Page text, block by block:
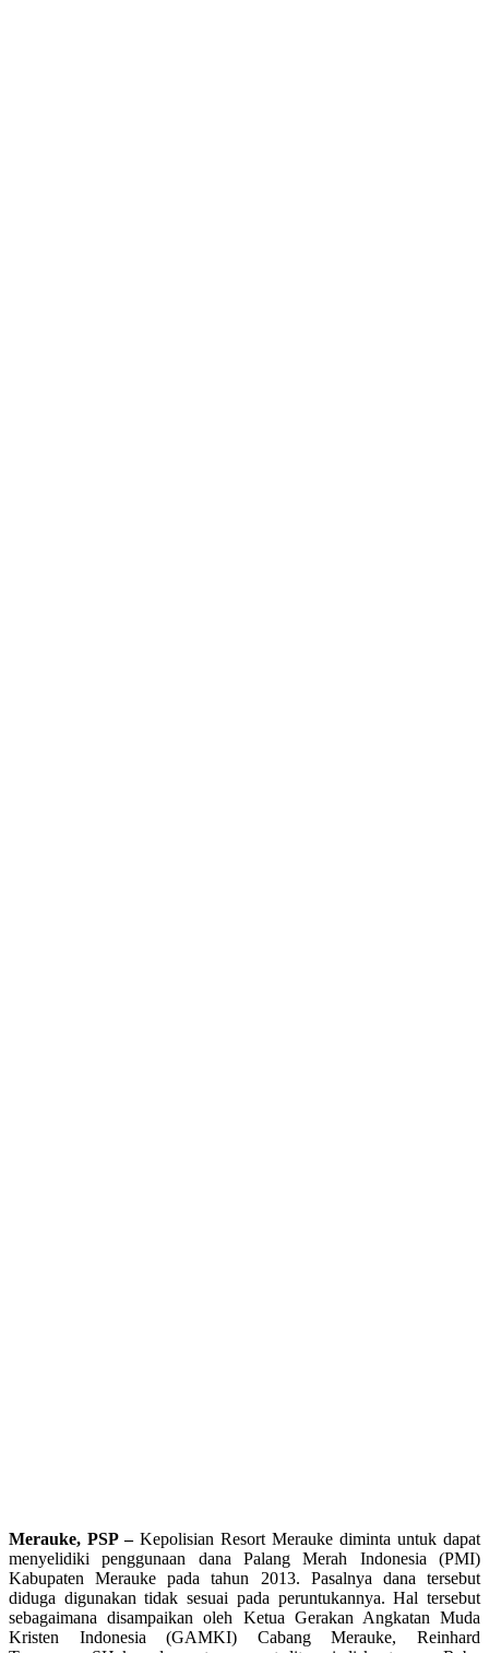
Merauke, PSP –Kepolisian Resort Merauke diminta untuk dapat
menyelidiki penggunaan dana Palang Merah Indonesia (PMI)
Kabupaten Merauke pada tahun 2013. Pasalnya dana tersebut
diduga digunakan tidak sesuai pada peruntukannya. Hal tersebut
sebagaimana disampaikan oleh Ketua Gerakan Angkatan Muda
Kristen Indonesia (GAMKI) Cabang Merauke, Reinhard